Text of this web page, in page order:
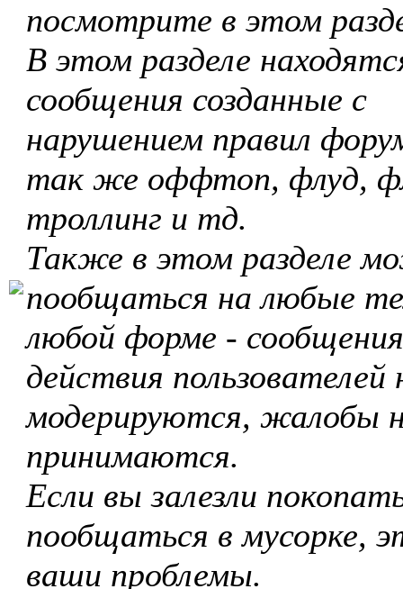
посмотрите в этом
В этом разделе
сообщения созданные с
нарушением правил
так же оффтоп, флуд,
троллинг и тд.
Также в этом разделе
пообщаться на любые
любой форме -
действия пользователей
модерируются, жалобы
принимаются.
Если вы залезли
пообщаться в мусорке,
ваши проблемы.